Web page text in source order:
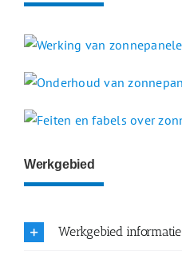
Werkgebied
Werkgebied informatie